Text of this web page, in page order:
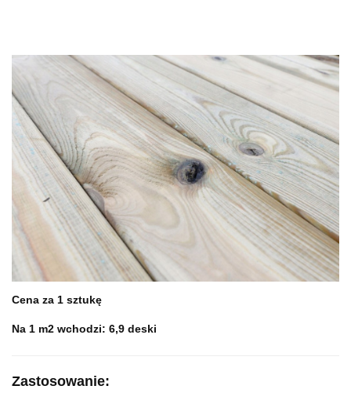
Cena za 1 sztukę
Na 1 m2 wchodzi: 6,9 deski
Zastosowanie: